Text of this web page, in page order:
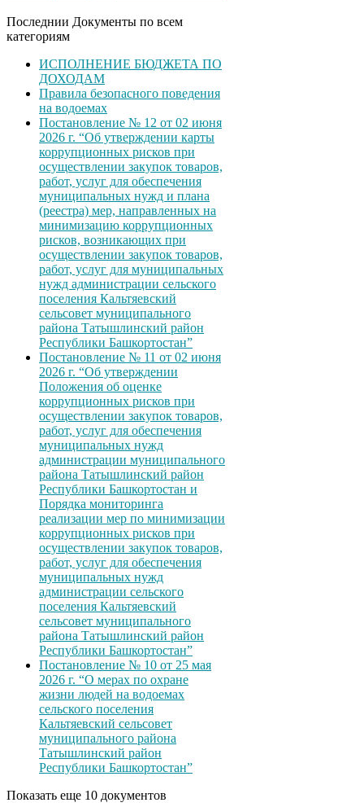
Последнии Документы по всем
категориям
ИСПОЛНЕНИЕ БЮДЖЕТА ПО
ДОХОДАМ
Правила безопасного поведения
на водоемах
Постановление № 12 от 02 июня
2026 г. “Об утверждении карты
коррупционных рисков при
осуществлении закупок товаров,
работ, услуг для обеспечения
муниципальных нужд и плана
(реестра) мер, направленных на
минимизацию коррупционных
рисков, возникающих при
осуществлении закупок товаров,
работ, услуг для муниципальных
нужд администрации сельского
поселения Кальтяевский
сельсовет муниципального
района Татышлинский район
Республики Башкортостан”
Постановление № 11 от 02 июня
2026 г. “Об утверждении
Положения об оценке
коррупционных рисков при
осуществлении закупок товаров,
работ, услуг для обеспечения
муниципальных нужд
администрации муниципального
района Татышлинский район
Республики Башкортостан и
Порядка мониторинга
реализации мер по минимизации
коррупционных рисков при
осуществлении закупок товаров,
работ, услуг для обеспечения
муниципальных нужд
администрации сельского
поселения Кальтяевский
сельсовет муниципального
района Татышлинский район
Республики Башкортостан”
Постановление № 10 от 25 мая
2026 г. “О мерах по охране
жизни людей на водоемах
сельского поселения
Кальтяевский сельсовет
муниципального района
Татышлинский район
Республики Башкортостан”
Показать еще 10 документов